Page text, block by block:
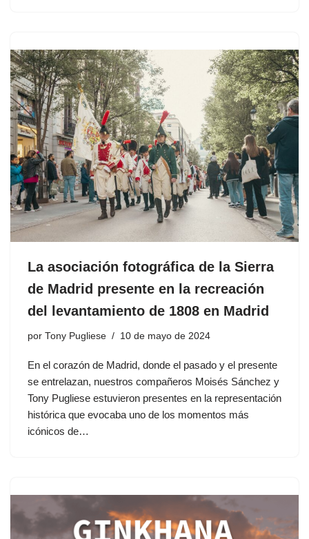
La asociación fotográfica de la Sierra
de Madrid presente en la recreación
del levantamiento de 1808 en Madrid
por Tony Pugliese 10 de mayo de 2024
En el corazón de Madrid, donde el pasado y el presente
se entrelazan, nuestros compañeros Moisés Sánchez y
Tony Pugliese estuvieron presentes en la representación
histórica que evocaba uno de los momentos más
icónicos de…